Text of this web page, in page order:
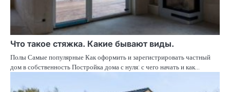
Что такое стяжка. Какие бывают виды.
Полы Самые популярные Как оформить и зарегистрировать частный
дом в собственность Постройка дома с нуля: с чего начать и как…